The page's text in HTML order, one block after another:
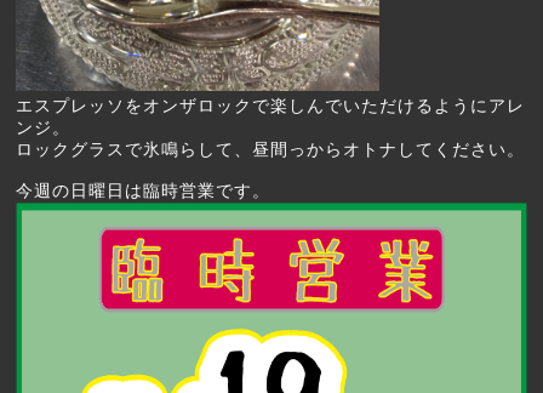
エスプレッソをオンザロックで楽しんでいただけるようにアレ
ンジ。
ロックグラスで氷鳴らして、昼間っからオトナしてください。
今週の日曜日は臨時営業です。